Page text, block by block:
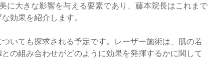
に大きな影響を与える要素であり、藤本院長はこれまで
効果を紹介します。
いても探求される予定です。レーザー施術は、肌の若
の組み合わせがどのように効果を発揮するかに関して